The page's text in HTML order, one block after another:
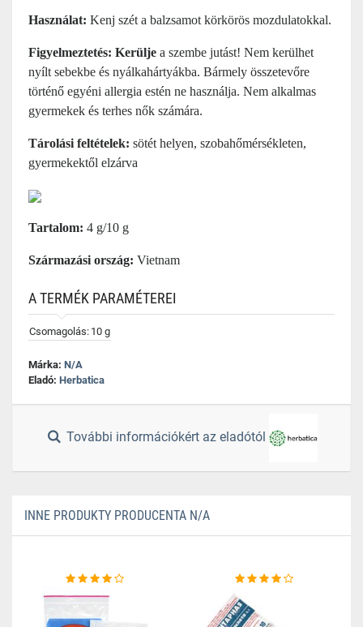
Használat: Kenj szét a balzsamot körkörös mozdulatokkal.
Figyelmeztetés: Kerülje a szembe jutást! Nem kerülhet
nyílt sebekbe és nyálkahártyákba. Bármely összetevőre
történő egyéni allergia estén ne használja. Nem alkalmas
gyermekek és terhes nők számára.
Tárolási feltételek: sötét helyen, szobahőmérsékleten,
gyermekektől elzárva
Tartalom: 4 g/10 g
Származási ország: Vietnam
A TERMÉK PARAMÉTEREI
Csomagolás: 10 g
Márka: N/A
Eladó: Herbatica
További információkért az eladótól
INNE PRODUKTY PRODUCENTA N/A